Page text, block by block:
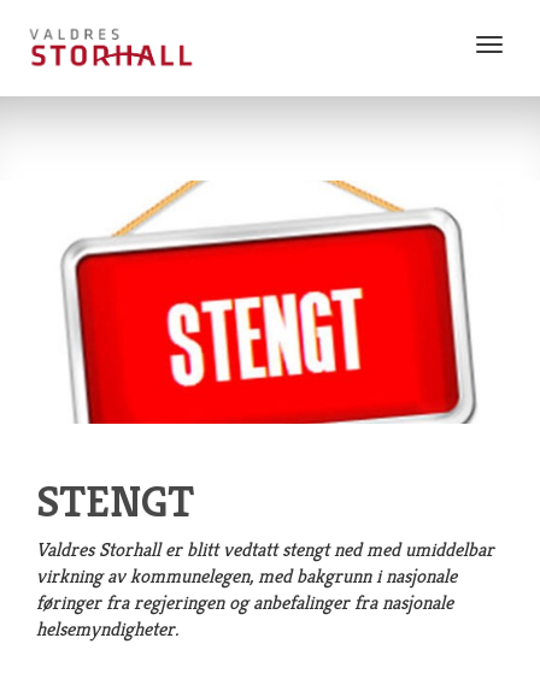
Vis
STENGT
Valdres Storhall er blitt vedtatt stengt ned med umiddelbar
virkning av kommunelegen, med bakgrunn i nasjonale
føringer fra regjeringen og anbefalinger fra nasjonale
helsemyndigheter.